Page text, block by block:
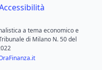
a tema economico e
di Milano N. 50 del